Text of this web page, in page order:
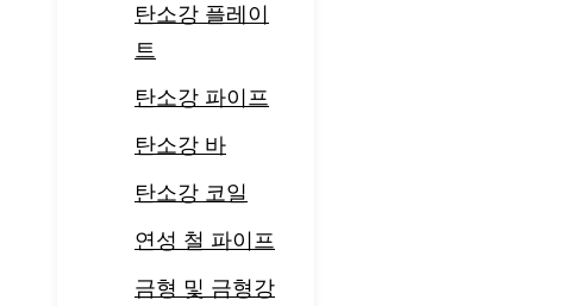
탄소강 플레이
트
탄소강 파이프
탄소강 바
탄소강 코일
연성 철 파이프
금형 및 금형강